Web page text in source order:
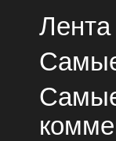
Лента